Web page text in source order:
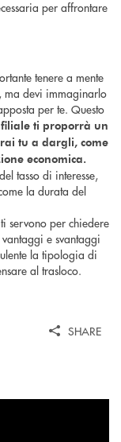
per affrontare
tenere a mente
ma devi immaginarlo
per te. Questo
ti proporrà un
tu a dargli, come
economica.
tasso di interesse,
la durata del
servono per chiedere
e svantaggi
la tipologia di
al trasloco.
SHARE